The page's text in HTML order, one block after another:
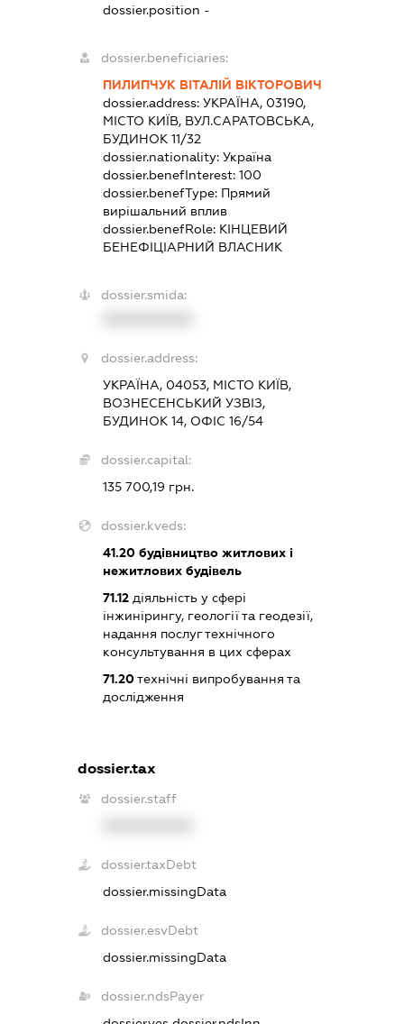
dossier.position -
dossier.beneficiaries:
ПИЛИПЧУК ВІТАЛІЙ ВІКТОРОВИЧ
dossier.address: УКРАЇНА, 03190,
МІСТО КИЇВ, ВУЛ.САРАТОВСЬКА,
БУДИНОК 11/32
dossier.nationality: Україна
dossier.benefInterest: 100
dossier.benefType: Прямий
вирішальний вплив
dossier.benefRole: КІНЦЕВИЙ
БЕНЕФІЦІАРНИЙ ВЛАСНИК
dossier.smida:
dossier.address:
УКРАЇНА, 04053, МІСТО КИЇВ,
ВОЗНЕСЕНСЬКИЙ УЗВІЗ,
БУДИНОК 14, ОФІС 16/54
dossier.capital:
135 700,19 грн.
dossier.kveds:
41.20будівництво житлових і
нежитлових будівель
71.12діяльність у сфері
інжинірингу, геології та геодезії,
надання послуг технічного
консультування в цих сферах
71.20технічні випробування та
дослідження
dossier.tax
dossier.staff
dossier.taxDebt
dossier.missingData
dossier.esvDebt
dossier.missingData
dossier.ndsPayer